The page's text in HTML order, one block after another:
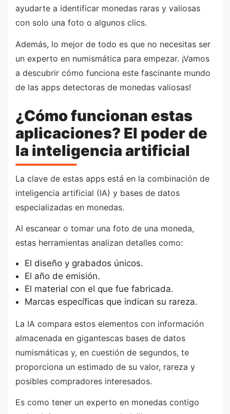
ayudarte a identificar monedas raras y valiosas
con solo una foto o algunos clics.
Además, lo mejor de todo es que no necesitas ser
un experto en numismática para empezar. ¡Vamos
a descubrir cómo funciona este fascinante mundo
de las apps detectoras de monedas valiosas!
¿Cómo funcionan estas
aplicaciones? El poder de
la inteligencia artificial
La clave de estas apps está en la combinación de
inteligencia artificial (IA) y bases de datos
especializadas en monedas.
Al escanear o tomar una foto de una moneda,
estas herramientas analizan detalles como:
El diseño y grabados únicos.
El año de emisión.
El material con el que fue fabricada.
Marcas específicas que indican su rareza.
La IA compara estos elementos con información
almacenada en gigantescas bases de datos
numismáticas y, en cuestión de segundos, te
proporciona un estimado de su valor, rareza y
posibles compradores interesados.
Es como tener un experto en monedas contigo